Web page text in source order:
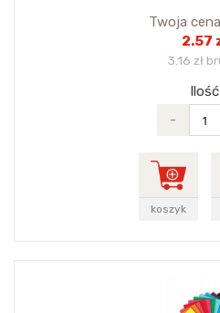
Twoja
2.57
3.16 zł
Ilość
-
koszyk